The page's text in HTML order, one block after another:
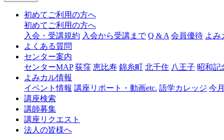
初めてご利用の方へ
初めてご利用の方へ
入会・受講規約 入会から受講まで Q & A 会員優待 よみ
よくある質問
センター案内
センターMAP 荻窪 恵比寿 錦糸町 北千住 八王子 昭和記
よみカル情報
イベント情報 講座リポート・動画etc. 語学カレッジ 今
講座検索
講師募集
講座リクエスト
法人の皆様へ